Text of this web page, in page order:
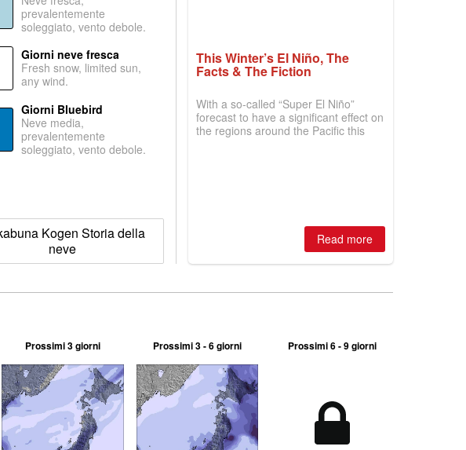
prevalentemente
soleggiato, vento debole.
Giorni neve fresca
Fresh snow, limited sun,
any wind.
Giorni Bluebird
Neve media,
prevalentemente
soleggiato, vento debole.
Kogen Storia della
neve
This Winter’s El Niño, The
Facts & The Fiction
With a so-called “Super El Niño”
forecast to have a significant effect on
the regions around the Pacific this
Read more
Prossimi 3 giorni Prossimi 3 - 6 giorni Prossimi 6 - 9 giorni